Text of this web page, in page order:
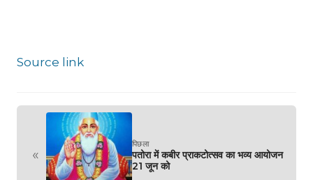
Source link
«
पिछला
पतोरा में कबीर प्राकटोत्सव का भव्य आयोजन
21 जून को